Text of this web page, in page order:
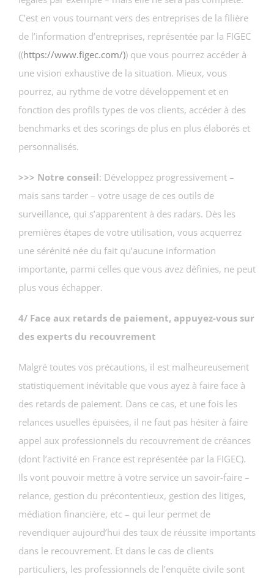
C’est en vous tournant vers des entreprises de la filière
de l’information d’entreprises, représentée par la FIGEC
((https://www.figec.com/)) que vous pourrez accéder à
une vision exhaustive de la situation. Mieux, vous
pourrez, au rythme de votre développement et en
fonction des profils types de vos clients, accéder à des
benchmarks et des scorings de plus en plus élaborés et
personnalisés.
>>> Notre conseil: Développez progressivement –
mais sans tarder – votre usage de ces outils de
surveillance, qui s’apparentent à des radars. Dès les
premières étapes de votre utilisation, vous acquerrez
une sérénité née du fait qu’aucune information
importante, parmi celles que vous avez définies, ne peut
plus vous échapper.
4/ Face aux retards de paiement, appuyez-vous sur
des experts du recouvrement
Malgré toutes vos précautions, il est malheureusement
statistiquement inévitable que vous ayez à faire face à
des retards de paiement. Dans ce cas, et une fois les
relances usuelles épuisées, il ne faut pas hésiter à faire
appel aux professionnels du recouvrement de créances
(dont l’activité en France est représentée par la FIGEC).
Ils vont pouvoir mettre à votre service un savoir-faire –
relance, gestion du précontentieux, gestion des litiges,
médiation financière, etc – qui leur permet de
revendiquer aujourd’hui des taux de réussite importants
dans le recouvrement. Et dans le cas de clients
particuliers, les professionnels de l’enquête civile sont